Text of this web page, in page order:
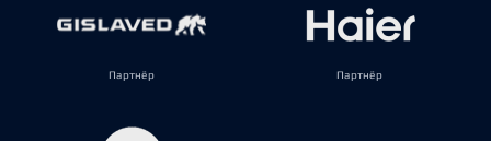
Партнёр Партнёр